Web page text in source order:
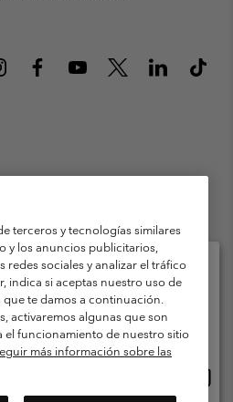
Venta
Garantía
de miembros
Por Los Usuarios
terceros y tecnologías similares
y los anuncios publicitarios,
sociales y analizar el tráfico
indica si aceptas nuestro uso de
te damos a continuación.
activaremos algunas que son
el funcionamiento de nuestro sitio
más información sobre las
país e idioma envío
en línea disponibles